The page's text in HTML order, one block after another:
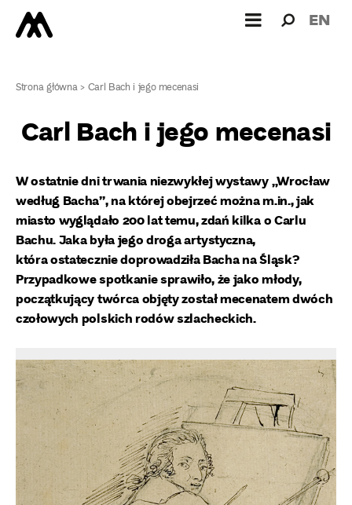
dla: EN
Strona główna>Carl Bach i jego mecenasi
Carl Bach i jego mecenasi
W ostatnie dni trwania niezwykłej wystawy „Wrocław
według Bacha”, na której obejrzeć można m.in., jak
miasto wyglądało 200 lat temu, zdań kilka o Carlu
Bachu. Jaka była jego droga artystyczna,
która ostatecznie doprowadziła Bacha na Śląsk?
Przypadkowe spotkanie sprawiło, że jako młody,
początkujący twórca objęty został mecenatem dwóch
czołowych polskich rodów szlacheckich.